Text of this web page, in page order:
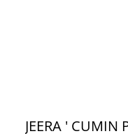
JEERA ' CUMIN